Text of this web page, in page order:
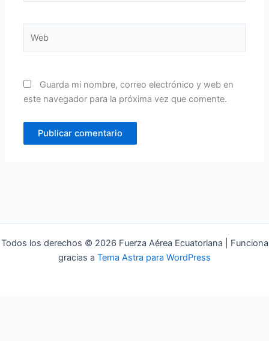
Guarda mi nombre, correo electrónico y web en
este navegador para la próxima vez que comente.
Todos los derechos © 2026 Fuerza Aérea Ecuatoriana | Funciona
gracias a Tema Astra para WordPress